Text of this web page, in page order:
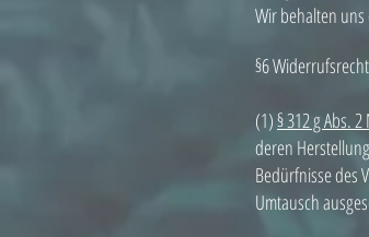
Wir behalten uns
§6
(1)§ 312 g Abs.
deren
Bedürfnisse des
Umtausch